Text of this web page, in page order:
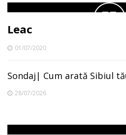
Leac
01/07/2020
Sondaj| Cum arată Sibiul
28/07/2026